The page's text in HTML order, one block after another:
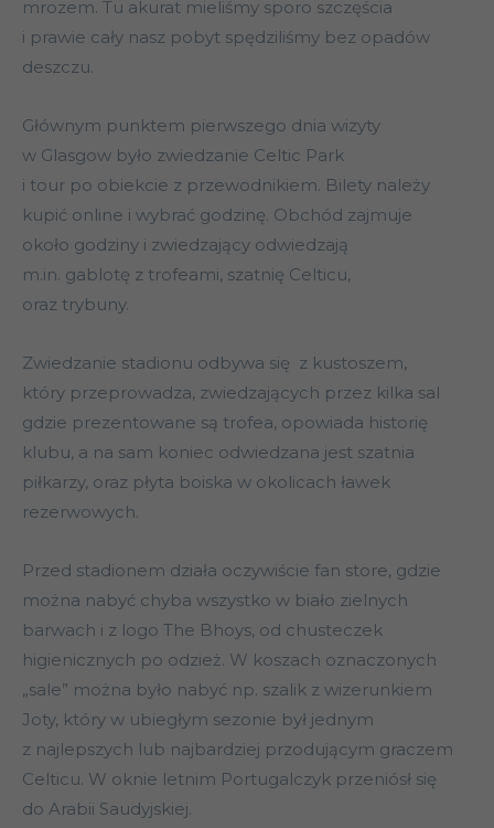
mrozem. Tu akurat mieliśmy sporo szczęścia
i prawie cały nasz pobyt spędziliśmy bez opadów
deszczu.
Głównym punktem pierwszego dnia wizyty
w Glasgow było zwiedzanie Celtic Park
i tour po obiekcie z przewodnikiem. Bilety należy
kupić online i wybrać godzinę. Obchód zajmuje
około godziny i zwiedzający odwiedzają
m.in. gablotę z trofeami, szatnię Celticu,
oraz trybuny.
Zwiedzanie stadionu odbywa się z kustoszem,
który przeprowadza, zwiedzających przez kilka sal
gdzie prezentowane są trofea, opowiada historię
klubu, a na sam koniec odwiedzana jest szatnia
piłkarzy, oraz płyta boiska w okolicach ławek
rezerwowych.
Przed stadionem działa oczywiście fan store, gdzie
można nabyć chyba wszystko w biało zielnych
barwach i z logo The Bhoys, od chusteczek
higienicznych po odzież. W koszach oznaczonych
„sale” można było nabyć np. szalik z wizerunkiem
Joty, który w ubiegłym sezonie był jednym
z najlepszych lub najbardziej przodującym graczem
Celticu. W oknie letnim Portugalczyk przeniósł się
do Arabii Saudyjskiej.